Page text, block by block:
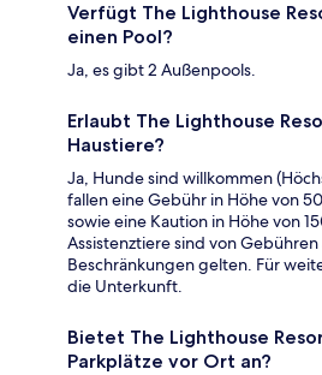
Verfügt The Lighthouse
einen Pool?
Ja, es gibt 2 Außenpools.
Erlaubt The Lighthouse
Haustiere?
Ja, Hunde sind willkommen
fallen eine Gebühr in Höhe von
sowie eine Kaution in Höhe von
Assistenztiere sind von
Beschränkungen gelten. Für
die Unterkunft.
Bietet The Lighthouse
Parkplätze vor Ort an?